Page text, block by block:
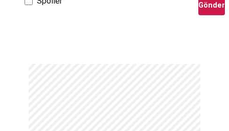
Gönder